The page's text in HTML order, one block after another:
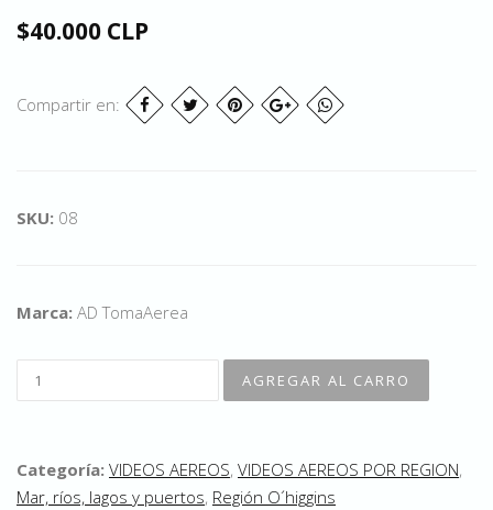
$40.000 CLP
Compartir en:
SKU: 08
Marca: AD TomaAerea
Categoría: VIDEOS AEREOS, VIDEOS AEREOS POR REGION,
Mar, ríos, lagos y puertos, Región O´higgins